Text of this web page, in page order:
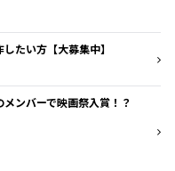
たい方【大募集中】
ンバーで映画祭入賞！？